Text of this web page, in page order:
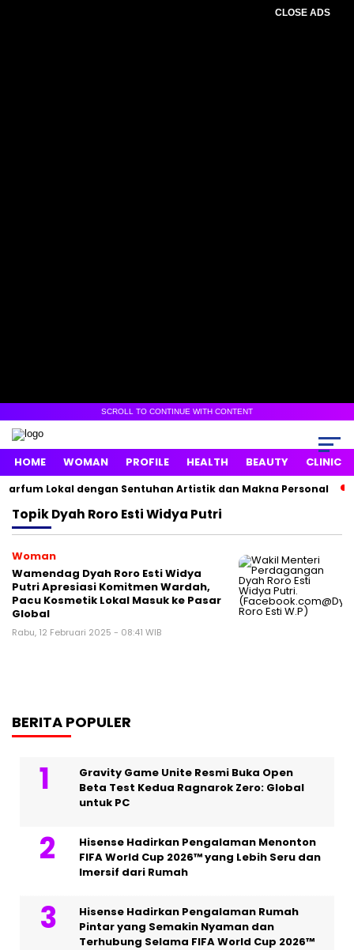
CLOSE ADS
SCROLL TO CONTINUE WITH CONTENT
HOME WOMAN PROFILE HEALTH BEAUTY CLINIC
Lokal dengan Sentuhan Artistik dan Makna Personal
TopikDyah Roro Esti Widya Putri
Woman
Wamendag Dyah Roro Esti Widya
Putri Apresiasi Komitmen Wardah,
Pacu Kosmetik Lokal Masuk ke Pasar
Global
Rabu, 12 Februari 2025 - 08:41 WIB
BERITA POPULER
Gravity Game Unite Resmi Buka Open
Beta Test Kedua Ragnarok Zero: Global
untuk PC
Hisense Hadirkan Pengalaman Menonton
FIFA World Cup 2026™ yang Lebih Seru dan
Imersif dari Rumah
Hisense Hadirkan Pengalaman Rumah
Pintar yang Semakin Nyaman dan
Terhubung Selama FIFA World Cup 2026™